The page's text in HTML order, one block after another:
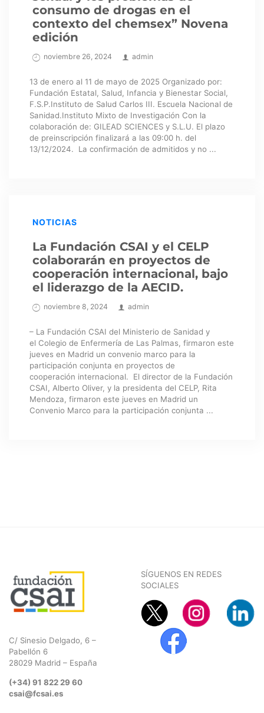
consumo de drogas en el
contexto del chemsex” Novena
edición
noviembre 26, 2024 admin
13 de enero al 11 de mayo de 2025 Organizado por:
Fundación Estatal, Salud, Infancia y Bienestar Social,
F.S.P.Instituto de Salud Carlos III. Escuela Nacional de
Sanidad.Instituto Mixto de Investigación Con la
colaboración de: GILEAD SCIENCES y S.L.U. El plazo
de preinscripción finalizará a las 09:00 h. del
13/12/2024. La confirmación de admitidos y no ...
NOTICIAS
La Fundación CSAI y el CELP
colaborarán en proyectos de
cooperación internacional, bajo
el liderazgo de la AECID.
noviembre 8, 2024 admin
– La Fundación CSAI del Ministerio de Sanidad y
el Colegio de Enfermería de Las Palmas, firmaron este
jueves en Madrid un convenio marco para la
participación conjunta en proyectos de
cooperación internacional. El director de la Fundación
CSAI, Alberto Oliver, y la presidenta del CELP, Rita
Mendoza, firmaron este jueves en Madrid un
Convenio Marco para la participación conjunta ...
C/ Sinesio Delgado, 6 –
Pabellón 6
28029 Madrid – España
(+34) 91 822 29 60
csai@fcsai.es
SÍGUENOS EN REDES
SOCIALES